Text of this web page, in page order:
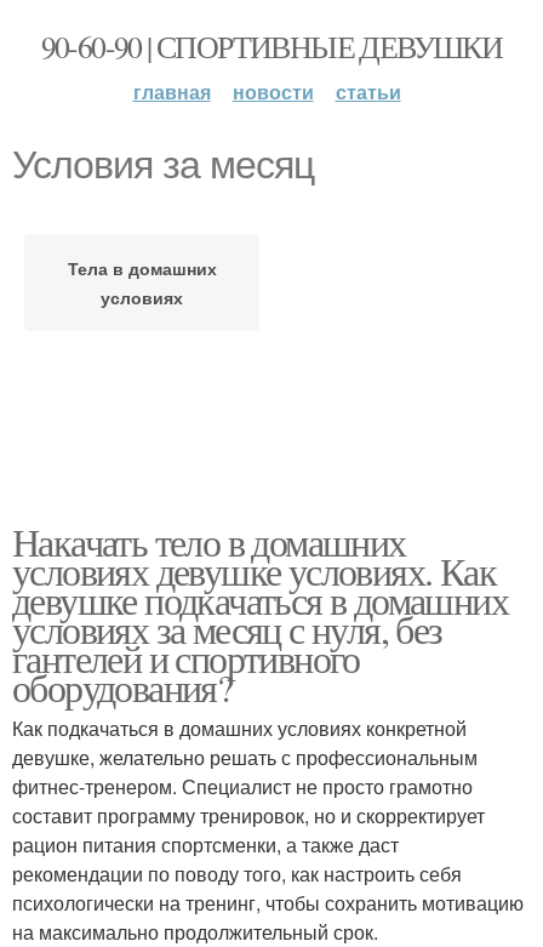
90-60-90 | СПОРТИВНЫЕ ДЕВУШКИ
главная новости статьи
Условия за месяц
Тела в домашних
условиях
Накачать тело в домашних
условиях девушке условиях. Как
девушке подкачаться в домашних
условиях за месяц с нуля, без
гантелей и спортивного
оборудования?
Как подкачаться в домашних условиях конкретной
девушке, желательно решать с профессиональным
фитнес-тренером. Специалист не просто грамотно
составит программу тренировок, но и скорректирует
рацион питания спортсменки, а также даст
рекомендации по поводу того, как настроить себя
психологически на тренинг, чтобы сохранить мотивацию
на максимально продолжительный срок.